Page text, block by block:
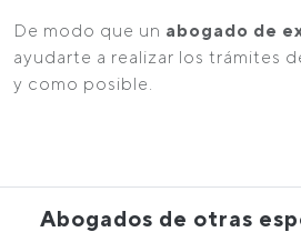
De modo que un abogado de
ayudarte a realizar los trámites
y como posible.
Abogados de otras